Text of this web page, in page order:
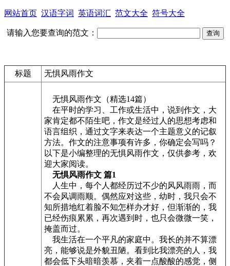
网站首页 汉语字词 英语词汇 范文大全 符号大全
请输入您要查询的范文：
标题 无惧风雨作文
无惧风雨作文（精选14篇）
在平时的学习、工作或生活中，说到作文，大
家肯定都不陌生吧，作文是经过人的思想考虑和
语言组织，通过文字来表达一个主题意义的记叙
方法。作文的注意事项有许多，你确定会写吗？
以下是小编整理的无惧风雨作文，仅供参考，欢
迎大家阅读。
无惧风雨作文 篇1
人生中，每个人都经历过不少的风风雨雨，而
不会风调雨顺。偶然应对这些，幼时，我只会不
知所措地红着脸不知怎样办才好，但渐渐的，我
已经伤痕累累，再次遇到时，也只会微微一笑，
掩盖而过。
我生活在一个平凡的家庭中。我长的并不算漂
亮，能够说是外貌丑陋。看到比我漂亮的人，我
都会低下头暗暗羡慕，夹着一点酸酸的感觉，侧